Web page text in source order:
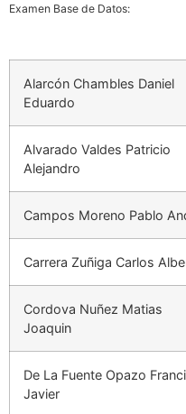
Examen Base de Datos:
Alarcón Chambles Daniel
Eduardo
Alvarado Valdes Patricio
Alejandro
Campos Moreno Pablo
Carrera Zuñiga Carlos
Cordova Nuñez Matias
Joaquin
De La Fuente Opazo
Javier